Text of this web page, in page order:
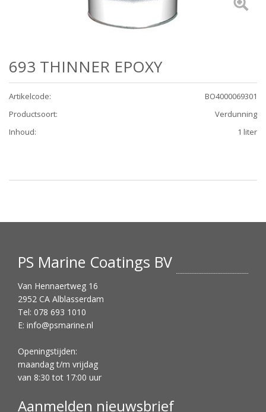
693 THINNER EPOXY
Artikelcode:
BO4000069301
Productsoort:
Verdunning
Inhoud: 1 liter
PS Marine Coatings BV
Van Hennaertweg 16
2952 CA Alblasserdam
Tel: 078 693 1010
E: info@psmarine.nl
Openingstijden:
maandag t/m vrijdag
van 8:30 tot 17:00 uur
Aanmelden nieuwsbrief